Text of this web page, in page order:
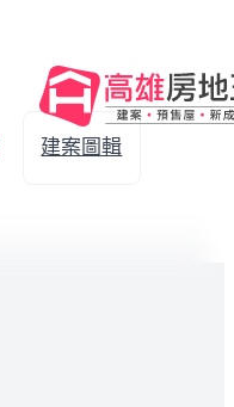
建案圖輯